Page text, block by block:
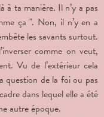
ta manière. Il n’y a pas
ça ". Non, il n’y en a
les savants surtout.
comme on veut,
Vu de l’extérieur cela
question de la foi ou pas
dans lequel elle a été
autre époque.